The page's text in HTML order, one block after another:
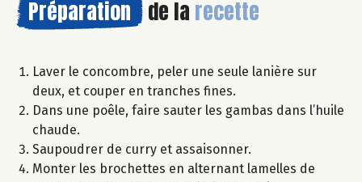
Préparation de la recette
Laver le concombre, peler une seule lanière sur
deux, et couper en tranches fines.
Dans une poêle, faire sauter les gambas dans l’huile
chaude.
Saupoudrer de curry et assaisonner.
Monter les brochettes en alternant lamelles de